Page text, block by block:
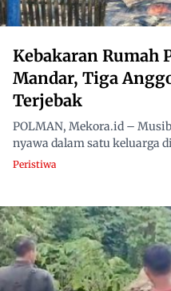
Kebakaran Rumah
Mandar, Tiga
Terjebak
POLMAN, Mekora.id –
nyawa dalam satu keluarga
Peristiwa